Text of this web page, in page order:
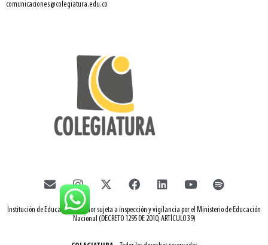
comunicaciones@colegiatura.edu.co
Institución de Educación Superior sujeta a inspección y vigilancia por el Ministerio de Educación
Nacional (DECRETO 1295 DE 2010, ARTÍCULO 39)